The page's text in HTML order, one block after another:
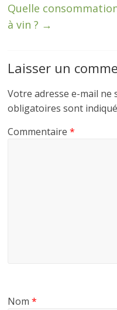
Quelle
à vin ? →
Laisser un
Votre adresse e-mail ne
obligatoires sont
Commentaire*
Nom*